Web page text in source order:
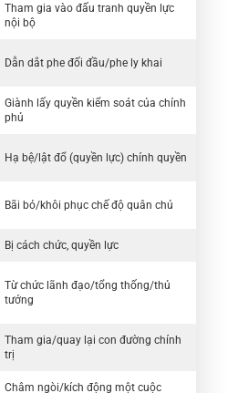
Tham gia vào đấu tranh quyền lực
nội bộ
Dẫn dắt phe đối đầu/phe ly khai
Giành lấy quyền kiểm soát của chính
phủ
Hạ bệ/lật đổ (quyền lực) chính quyền
Bãi bỏ/khôi phục chế độ quân chủ
Bị cách chức, quyền lực
Từ chức lãnh đạo/tổng thống/thủ
tướng
Tham gia/quay lại con đường chính
trị
Châm ngòi/kích động một cuộc